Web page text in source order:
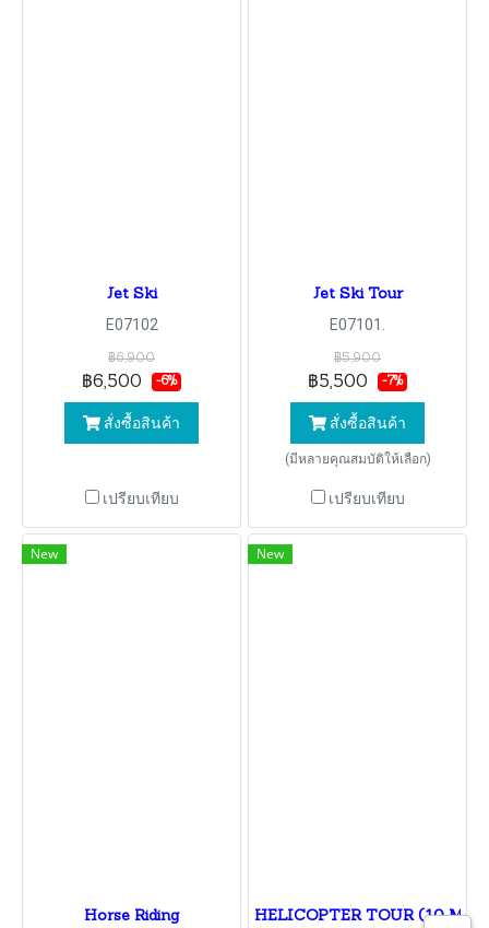
Jet Ski
E07102
฿6,900
฿6,500 -6%
สั่งซื้อสินค้า
เปรียบเทียบ
Jet Ski Tour
E07101.
฿5,900
฿5,500 -7%
สั่งซื้อสินค้า
(มีหลายคุณสมบัติให้เลือก)
เปรียบเทียบ
New
Horse Riding
New
HELICOPTER TOUR (10